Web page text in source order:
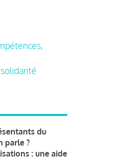
du
parle ?
: une aide